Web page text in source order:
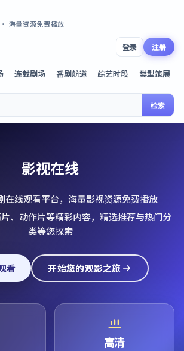
海量资源免费播放
连载剧场 番剧航道 综艺时段 类型策展
检索
登录 注册
影视在线
在线观看平台，海量影视资源免费播放
、动作片等精彩内容，精选推荐与热门分
类等您探索
看 开始您的观影之旅
高清